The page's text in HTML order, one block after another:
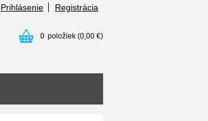
Prihlásenie Registrácia
0 položiek (0,00 €)